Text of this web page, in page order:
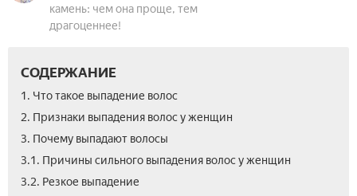
камень: чем она проще, тем
драгоценнее!
СОДЕРЖАНИЕ
1. Что такое выпадение волос
2. Признаки выпадения волос у женщин
3. Почему выпадают волосы
3.1. Причины сильного выпадения волос у женщин
3.2. Резкое выпадение